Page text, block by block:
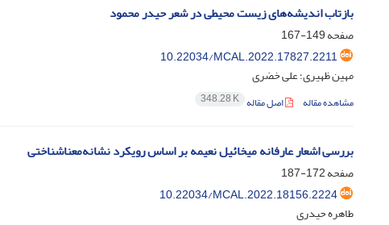
بازتاب اندیشه‌های زیست ‌محیطی در شعر حیدر محمود
صفحه149-167
10.22034/MCAL.2022.17827.2211
مهین ظهیری؛ علی خضری
مشاهده مقاله اصل مقاله 348.28 K
بررسی اشعار عارفانه میخائیل نعیمه بر اساس رویکرد نشانه‌معناشناختی
صفحه172-187
10.22034/MCAL.2022.18156.2224
طاهره حیدری